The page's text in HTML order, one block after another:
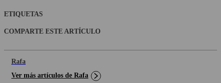
ETIQUETAS
COMPARTE ESTE ARTÍCULO
Rafa
Ver más artículos de Rafa